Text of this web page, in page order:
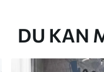
DU KAN